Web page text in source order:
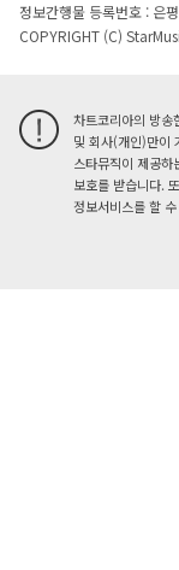
정보간행물 등록번호 : 은
COPYRIGHT (C)
차트코리아의 방송
및 회사(개인)만이
스타뮤직이 제공
보호를 받습니다.
정보서비스를 할